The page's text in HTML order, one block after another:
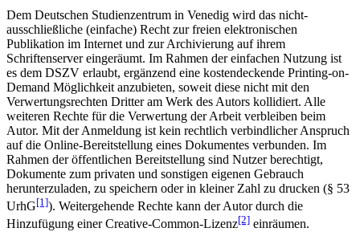
Dem Deutschen Studienzentrum in Venedig wird das nicht-
ausschließliche (einfache) Recht zur freien elektronischen
Publikation im Internet und zur Archivierung auf ihrem
Schriftenserver eingeräumt. Im Rahmen der einfachen Nutzung ist
es dem DSZV erlaubt, ergänzend eine kostendeckende Printing-on-
Demand Möglichkeit anzubieten, soweit diese nicht mit den
Verwertungsrechten Dritter am Werk des Autors kollidiert. Alle
weiteren Rechte für die Verwertung der Arbeit verbleiben beim
Autor. Mit der Anmeldung ist kein rechtlich verbindlicher Anspruch
auf die Online-Bereitstellung eines Dokumentes verbunden. Im
Rahmen der öffentlichen Bereitstellung sind Nutzer berechtigt,
Dokumente zum privaten und sonstigen eigenen Gebrauch
herunterzuladen, zu speichern oder in kleiner Zahl zu drucken (§ 53
UrhG[1]). Weitergehende Rechte kann der Autor durch die
Hinzufügung einer Creative-Common-Lizenz[2] einräumen.